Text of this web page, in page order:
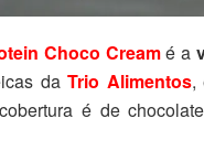
Choco Cream é a
daTrio Alimentos,
é de